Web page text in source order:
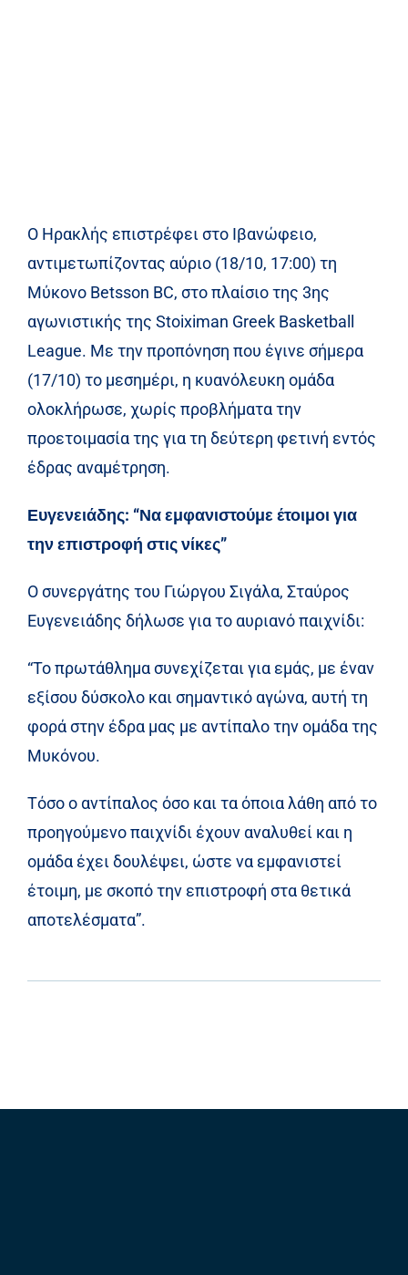
Ο Ηρακλής επιστρέφει στο Ιβανώφειο,
αντιμετωπίζοντας αύριο (18/10, 17:00) τη
Μύκονο Betsson BC, στο πλαίσιο της 3ης
αγωνιστικής της Stoiximan Greek Basketball
League. Με την προπόνηση που έγινε σήμερα
(17/10) το μεσημέρι, η κυανόλευκη ομάδα
ολοκλήρωσε, χωρίς προβλήματα την
προετοιμασία της για τη δεύτερη φετινή εντός
έδρας αναμέτρηση.
Ευγενειάδης: “Να εμφανιστούμε έτοιμοι για
την επιστροφή στις νίκες”
Ο συνεργάτης του Γιώργου Σιγάλα, Σταύρος
Ευγενειάδης δήλωσε για το αυριανό παιχνίδι:
“Το πρωτάθλημα συνεχίζεται για εμάς, με έναν
εξίσου δύσκολο και σημαντικό αγώνα, αυτή τη
φορά στην έδρα μας με αντίπαλο την ομάδα της
Μυκόνου.
Τόσο ο αντίπαλος όσο και τα όποια λάθη από το
προηγούμενο παιχνίδι έχουν αναλυθεί και η
ομάδα έχει δουλέψει, ώστε να εμφανιστεί
έτοιμη, με σκοπό την επιστροφή στα θετικά
αποτελέσματα”.